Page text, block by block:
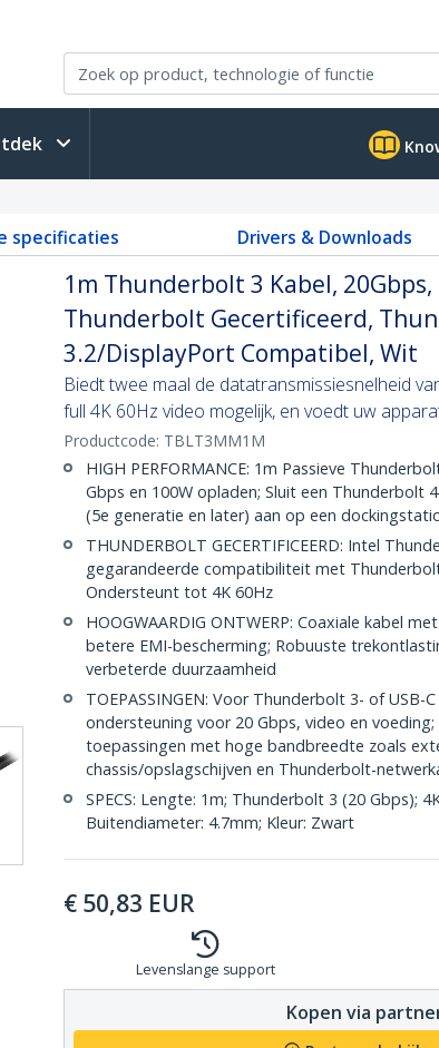
specificaties Drivers & Downloads
1m Thunderbolt 3 Kabel, 20Gbps,
Thunderbolt Gecertificeerd,
3.2/DisplayPort Compatibel, Wit
Biedt twee maal de datatransmissiesnelheid
full 4K 60Hz video mogelijk, en voedt uw
Productcode: TBLT3MM1M
HIGH PERFORMANCE: 1m Passieve
Gbps en 100W opladen; Sluit een Thunderbolt
(5e generatie en later) aan op een
THUNDERBOLT GECERTIFICEERD: Intel
gegarandeerde compatibiliteit met
Ondersteunt tot 4K 60Hz
HOOGWAARDIG ONTWERP: Coaxiale kabel
betere EMI-bescherming; Robuuste
verbeterde duurzaamheid
TOEPASSINGEN: Voor Thunderbolt 3- of
ondersteuning voor 20 Gbps, video en
toepassingen met hoge bandbreedte zoals
chassis/opslagschijven en Thunderbolt-
SPECS: Lengte: 1m; Thunderbolt 3 (20 Gbps);
Buitendiameter: 4.7mm; Kleur: Zwart
€ 50,83 EUR
Levenslange support
Kopen via